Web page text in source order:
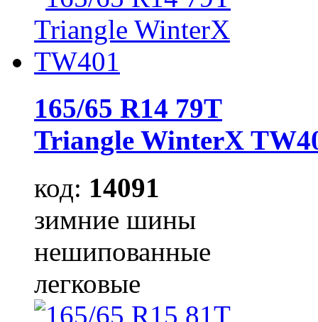
165/65 R14 79T
Triangle WinterX
код: 14091
зимние шины
нешипованные
легковые